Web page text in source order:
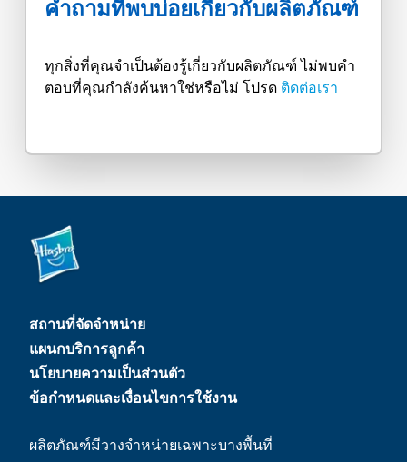
คำถามที่พบบ่อยเกี่ยวกับผลิตภัณฑ์
ทุกสิ่งที่คุณจำเป็นต้องรู้เกี่ยวกับผลิตภัณฑ์ ไม่พบคำ
ตอบที่คุณกำลังค้นหาใช่หรือไม่ โปรด ติดต่อเรา
สถานที่จัดจำหน่าย
แผนกบริการลูกค้า
นโยบายความเป็นส่วนตัว
ข้อกำหนดและเงื่อนไขการใช้งาน
ผลิตภัณฑ์มีวางจำหน่ายเฉพาะบางพื้นที่